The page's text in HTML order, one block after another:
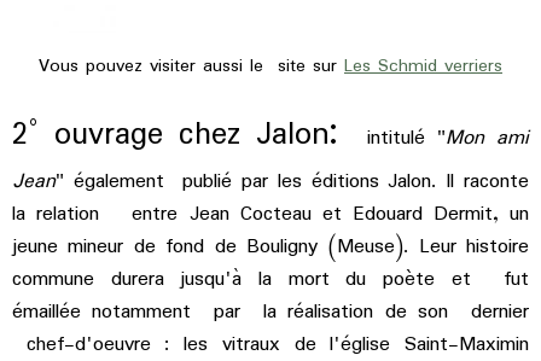
Vous pouvez visiter aussi le site sur Les Schmid verriers
2° ouvrage chez Jalon: intitulé "Mon ami
Jean" également publié par les éditions Jalon. Il raconte
la relation entre Jean Cocteau et Edouard Dermit, un
jeune mineur de fond de Bouligny (Meuse). Leur histoire
commune durera jusqu'à la mort du poète et fut
émaillée notamment par la réalisation de son dernier
chef-d'oeuvre : les vitraux de l'église Saint-Maximin